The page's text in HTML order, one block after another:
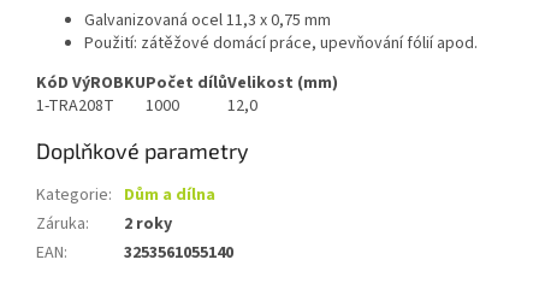
Galvanizovaná ocel 11,3 x 0,75 mm
Použití: zátěžové domácí práce, upevňování fólií apod.
KóD VýROBKUPočet dílůVelikost (mm)
1-TRA208T
1000 12,0
Doplňkové parametry
Kategorie: Dům a dílna
Záruka:
2 roky
EAN: 3253561055140